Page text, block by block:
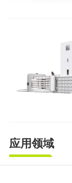
应用领域